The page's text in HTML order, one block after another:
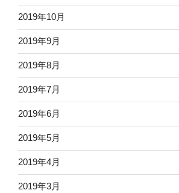
2019年10月
2019年9月
2019年8月
2019年7月
2019年6月
2019年5月
2019年4月
2019年3月